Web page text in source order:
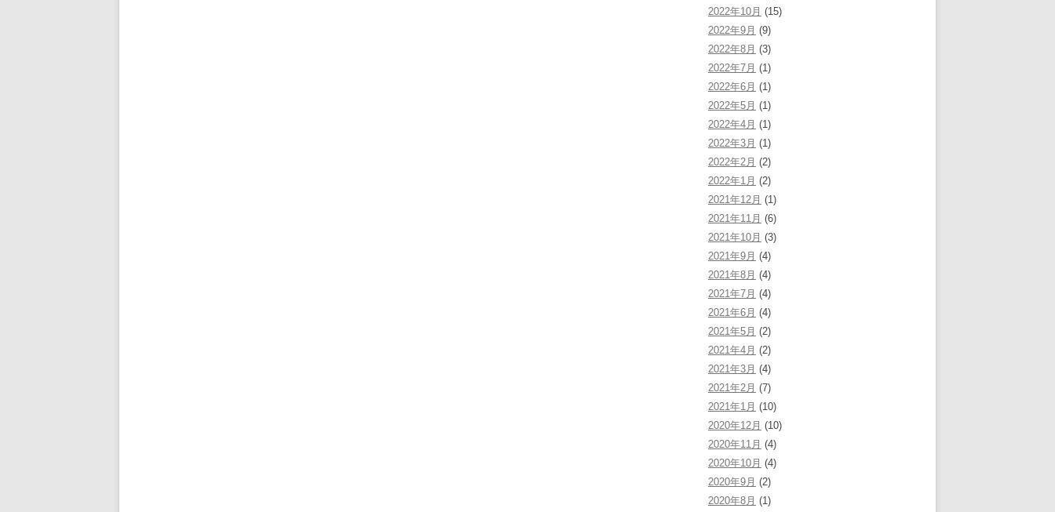
2022年10月 (15)
2022年9月 (9)
2022年8月 (3)
2022年7月 (1)
2022年6月 (1)
2022年5月 (1)
2022年4月 (1)
2022年3月 (1)
2022年2月 (2)
2022年1月 (2)
2021年12月 (1)
2021年11月 (6)
2021年10月 (3)
2021年9月 (4)
2021年8月 (4)
2021年7月 (4)
2021年6月 (4)
2021年5月 (2)
2021年4月 (2)
2021年3月 (4)
2021年2月 (7)
2021年1月 (10)
2020年12月 (10)
2020年11月 (4)
2020年10月 (4)
2020年9月 (2)
2020年8月 (1)